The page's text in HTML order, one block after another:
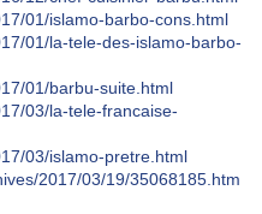
01/islamo-barbo-cons.html
01/la-tele-des-islamo-barbo-
01/barbu-suite.html
03/la-tele-francaise-
03/islamo-pretre.html
2017/03/19/35068185.htm